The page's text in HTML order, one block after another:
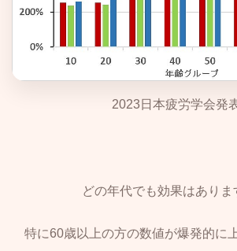
2023日本疲労学会発
どの年代でも効果はありま
特に60歳以上の方の数値が爆発的に